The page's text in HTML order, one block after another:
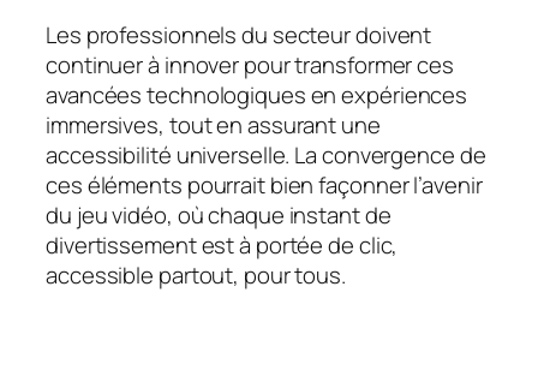
Les professionnels du secteur doivent
continuer à innover pour transformer ces
avancées technologiques en expériences
immersives, tout en assurant une
accessibilité universelle. La convergence de
ces éléments pourrait bien façonner l’avenir
du jeu vidéo, où chaque instant de
divertissement est à portée de clic,
accessible partout, pour tous.